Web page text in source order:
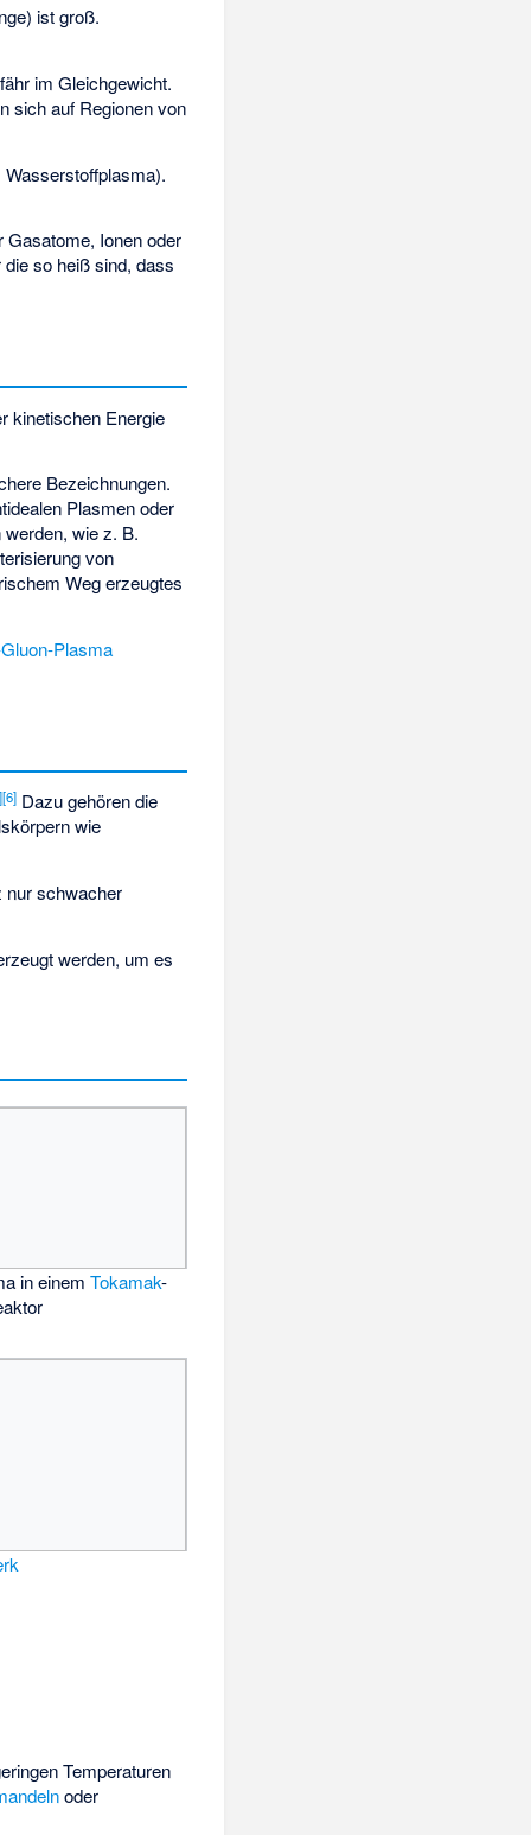
ist groß.
im Gleichgewicht.
sich auf Regionen von
Ionen oder
so heiß sind, dass
kinetischen Energie
Bezeichnungen.
Plasmen oder
wie z. B.
von
Weg erzeugtes
Plasma
][6] Dazu gehören die
wie
nur schwacher
werden, um es
in einemTokamak-
Temperaturen
oder